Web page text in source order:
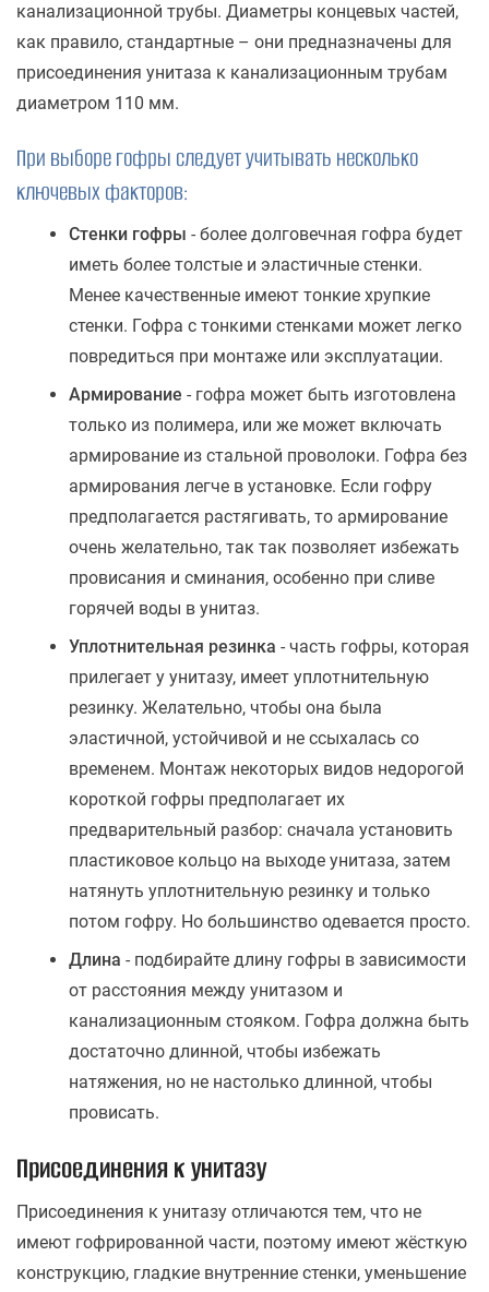
канализационной трубы. Диаметры концевых частей,
как правило, стандартные – они предназначены для
присоединения унитаза к канализационным трубам
диаметром 110 мм.
При выборе гофры следует учитывать несколько
ключевых факторов:
Стенки гофры - более долговечная гофра будет
иметь более толстые и эластичные стенки.
Менее качественные имеют тонкие хрупкие
стенки. Гофра с тонкими стенками может легко
повредиться при монтаже или эксплуатации.
Армирование - гофра может быть изготовлена
только из полимера, или же может включать
армирование из стальной проволоки. Гофра без
армирования легче в установке. Если гофру
предполагается растягивать, то армирование
очень желательно, так так позволяет избежать
провисания и сминания, особенно при сливе
горячей воды в унитаз.
Уплотнительная резинка - часть гофры, которая
прилегает у унитазу, имеет уплотнительную
резинку. Желательно, чтобы она была
эластичной, устойчивой и не ссыхалась со
временем. Монтаж некоторых видов недорогой
короткой гофры предполагает их
предварительный разбор: сначала установить
пластиковое кольцо на выходе унитаза, затем
натянуть уплотнительную резинку и только
потом гофру. Но большинство одевается просто.
Длина - подбирайте длину гофры в зависимости
от расстояния между унитазом и
канализационным стояком. Гофра должна быть
достаточно длинной, чтобы избежать
натяжения, но не настолько длинной, чтобы
провисать.
Присоединения к унитазу
Присоединения к унитазу отличаются тем, что не
имеют гофрированной части, поэтому имеют жёсткую
конструкцию, гладкие внутренние стенки, уменьшение